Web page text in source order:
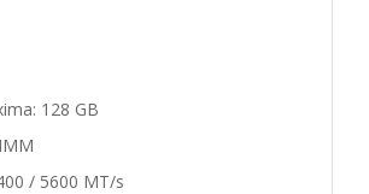
128 GB
/ 5600 MT/s